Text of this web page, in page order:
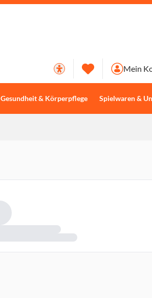
Gesundheit & Körperpflege Spielwaren &
Mein